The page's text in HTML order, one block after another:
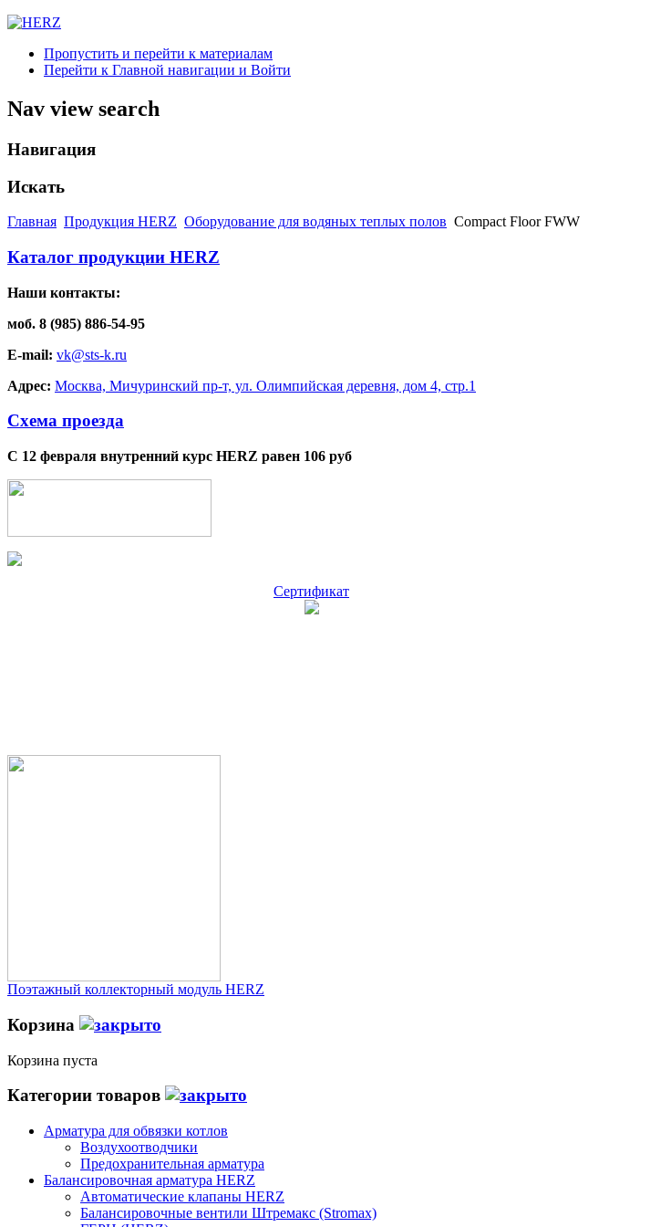
Пропустить и перейти к материалам
Перейти к Главной навигации и Войти
Nav view search
Навигация
Искать
Главная Продукция HERZ Оборудование для водяных теплых полов Compact Floor FWW
Каталог продукции HERZ
Наши контакты:
моб. 8 (985) 886-54-95
E-mail: vk@sts-k.ru
Адрес: Москва, Мичуринский пр-т, ул. Олимпийская деревня, дом 4, стр.1
Схема проезда
С 12 февраля внутренний курс HERZ равен 106 руб
Сертификат
Поэтажный коллекторный модуль HERZ
Корзина
Корзина пуста
Категории товаров
Арматура для обвязки котлов
Воздухоотводчики
Предохранительная арматура
Балансировочная арматура HERZ
Автоматические клапаны HERZ
Балансировочные вентили Штремакс (Stromax)